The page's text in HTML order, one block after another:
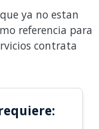
ya no estan
referencia para
contrata
requiere: